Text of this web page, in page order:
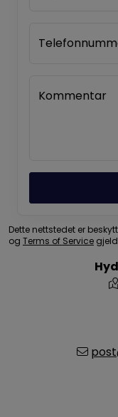
Kommentar
Dette nettstedet er
og Terms of Service